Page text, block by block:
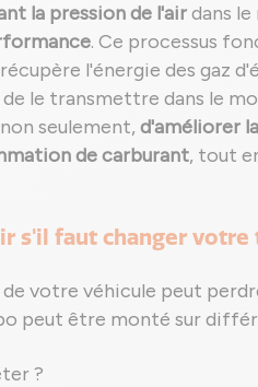
la pression de l'airdans
. Ce processus
l'énergie des gaz
le transmettre dans le
seulement, d'améliorer
de carburant, tout
s'il faut changer
votre véhicule peut
peut être monté sur
?